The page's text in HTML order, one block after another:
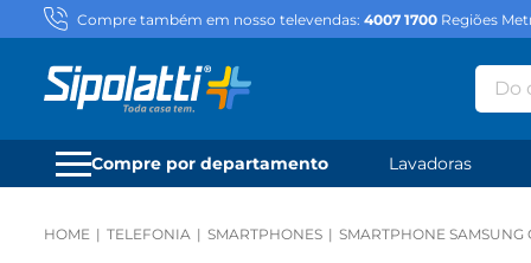
Compre também em nosso televendas: 4007 1700 Regiões
Do
Compre por departamento Lavadoras
TELEFONIA SMARTPHONES SMARTPHONE SAMSUNG